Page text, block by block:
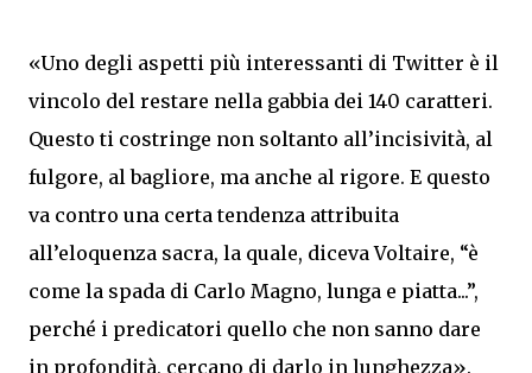
«Uno degli aspetti più interessanti di Twitter è il
vincolo del restare nella gabbia dei 140 caratteri.
Questo ti costringe non soltanto all’incisività, al
fulgore, al bagliore, ma anche al rigore. E questo
va contro una certa tendenza attribuita
all’eloquenza sacra, la quale, diceva Voltaire, “è
come la spada di Carlo Magno, lunga e piatta...”,
perché i predicatori quello che non sanno dare
in profondità, cercano di darlo in lunghezza».